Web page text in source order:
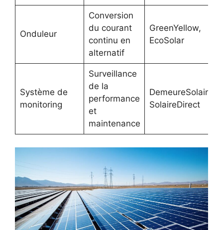
Onduleur
Conversion
du courant
continu en
alternatif
GreenYellow,
EcoSolar
Système de
monitoring
Surveillance
de la
performance
et
maintenance
DemeureSolaire,
SolaireDirect